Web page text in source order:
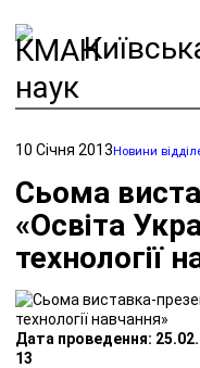
наук
10 Січня 2013Новини
Сьома
«Освіта
технології
Дата проведення:
13